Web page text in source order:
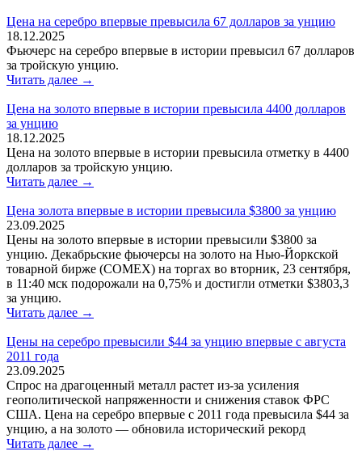
Цена на серебро впервые превысила 67 долларов за унцию
18.12.2025
Фьючерс на серебро впервые в истории превысил 67 долларов
за тройскую унцию.
Читать далее →
Цена на золото впервые в истории превысила 4400 долларов
за унцию
18.12.2025
Цена на золото впервые в истории превысила отметку в 4400
долларов за тройскую унцию.
Читать далее →
Цена золота впервые в истории превысила $3800 за унцию
23.09.2025
Цены на золото впервые в истории превысили $3800 за
унцию. Декабрьские фьючерсы на золото на Нью-Йоркской
товарной бирже (COMEX) на торгах во вторник, 23 сентября,
в 11:40 мск подорожали на 0,75% и достигли отметки $3803,3
за унцию.
Читать далее →
Цены на серебро превысили $44 за унцию впервые с августа
2011 года
23.09.2025
Спрос на драгоценный металл растет из-за усиления
геополитической напряженности и снижения ставок ФРС
США. Цена на серебро впервые с 2011 года превысила $44 за
унцию, а на золото — обновила исторический рекорд
Читать далее →